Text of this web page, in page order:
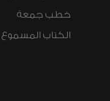
خطب جمعة
الكتاب المسموع